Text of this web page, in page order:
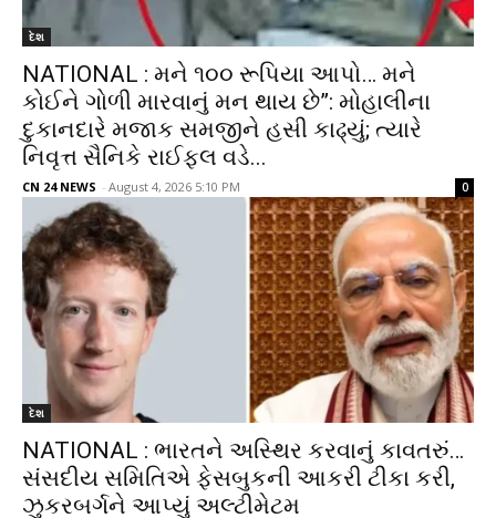
દેશ
NATIONAL : મને ૧૦૦ રૂપિયા આપો… મને
કોઈને ગોળી મારવાનું મન થાય છે”: મોહાલીના
દુકાનદારે મજાક સમજીને હસી કાઢ્યું; ત્યારે
નિવૃત્ત સૈનિકે રાઈફલ વડે...
CN 24 NEWS - August 4, 2026 5:10 PM 0
દેશ
NATIONAL : ભારતને અસ્થિર કરવાનું કાવતરું…
સંસદીય સમિતિએ ફેસબુકની આકરી ટીકા કરી,
ઝુકરબર્ગને આપ્યું અલ્ટીમેટમ